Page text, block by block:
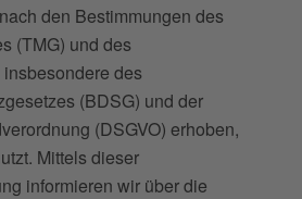
den Bestimmungen des
(TMG) und des
des
(BDSG) und der
(DSGVO) erhoben,
Mittels dieser
informieren wir über die